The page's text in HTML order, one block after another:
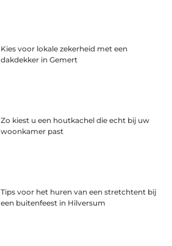
Kies voor lokale zekerheid met een
dakdekker in Gemert
Zo kiest u een houtkachel die echt bij uw
woonkamer past
Tips voor het huren van een stretchtent bij
een buitenfeest in Hilversum